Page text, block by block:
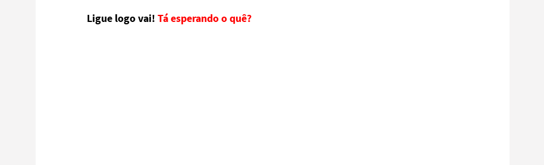
Ligue logo vai!Tá esperando o quê?